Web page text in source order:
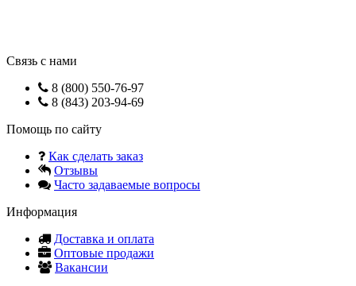
Связь с нами
8 (800) 550-76-97
8 (843) 203-94-69
Помощь по сайту
Как сделать заказ
Отзывы
Часто задаваемые вопросы
Информация
Доставка и оплата
Оптовые продажи
Вакансии